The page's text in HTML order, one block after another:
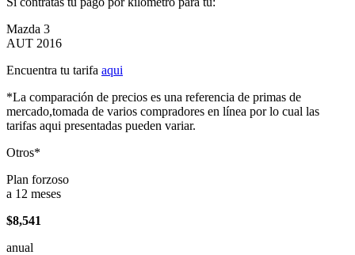
Mazda 3
AUT 2016
Encuentra tu tarifa aqui
*La comparación de precios es una referencia de primas de
mercado,tomada de varios compradores en línea por lo cual las
tarifas aqui presentadas pueden variar.
Otros*
Plan forzoso
a 12 meses
$8,541
anual